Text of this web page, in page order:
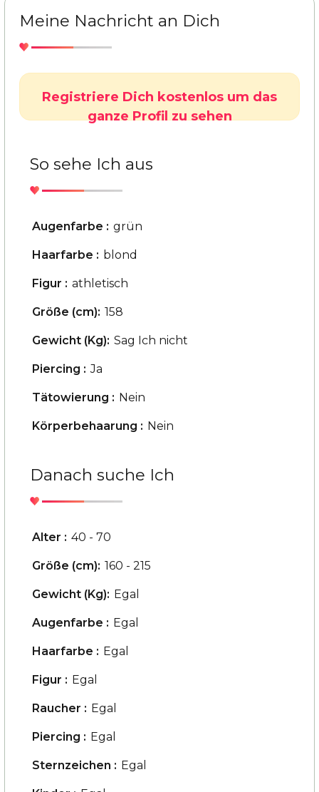
Meine Nachricht an Dich
Registriere Dich kostenlos um das
ganze Profil zu sehen
So sehe Ich aus
Augenfarbe : grün
Haarfarbe : blond
Figur : athletisch
Größe (cm): 158
Gewicht (Kg): Sag Ich nicht
Piercing : Ja
Tätowierung : Nein
Körperbehaarung : Nein
Danach suche Ich
Alter : 40 - 70
Größe (cm): 160 - 215
Gewicht (Kg): Egal
Augenfarbe : Egal
Haarfarbe : Egal
Figur : Egal
Raucher : Egal
Piercing : Egal
Sternzeichen : Egal